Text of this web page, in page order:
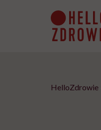
HelloZdrowie